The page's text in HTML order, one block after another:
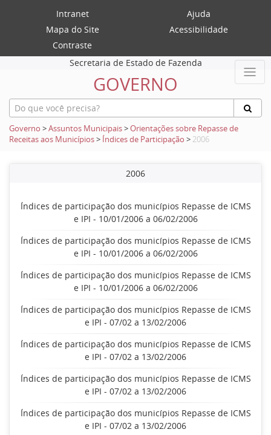
Intranet
Ajuda
Mapa do Site
Acessibilidade
Contraste
Secretaria de Estado de Fazenda
GOVERNO
Governo >Assuntos Municipais>Orientações sobre Repasse de
Receitas aos Municípios> Índices de Participação > 2006
2006
Índices de participação dos municípios Repasse de ICMS
e IPI - 10/01/2006 a 06/02/2006
Índices de participação dos municípios Repasse de ICMS
e IPI - 10/01/2006 a 06/02/2006
Índices de participação dos municípios Repasse de ICMS
e IPI - 10/01/2006 a 06/02/2006
Índices de participação dos municípios Repasse de ICMS
e IPI - 07/02 a 13/02/2006
Índices de participação dos municípios Repasse de ICMS
e IPI - 07/02 a 13/02/2006
Índices de participação dos municípios Repasse de ICMS
e IPI - 07/02 a 13/02/2006
Índices de participação dos municípios Repasse de ICMS
e IPI - 07/02 a 13/02/2006